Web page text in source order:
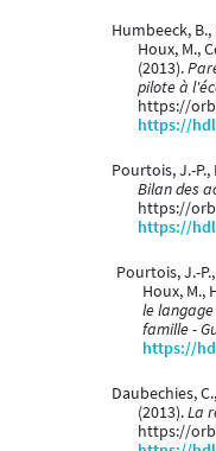
Humbeeck, B.,
Houx, M.,
(2013).
pilote à
https://
https://
Pourtois, J.-P.,
Bilan des
https://
https://
Pourtois, J.-
Houx, M.,
le
famille -
https://
Daubechies,
(2013).La
https://